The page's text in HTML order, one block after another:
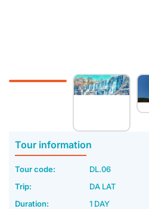
Tour information
Tour code:
DL.06
Trip:
DA LAT
Duration:
1 DAY